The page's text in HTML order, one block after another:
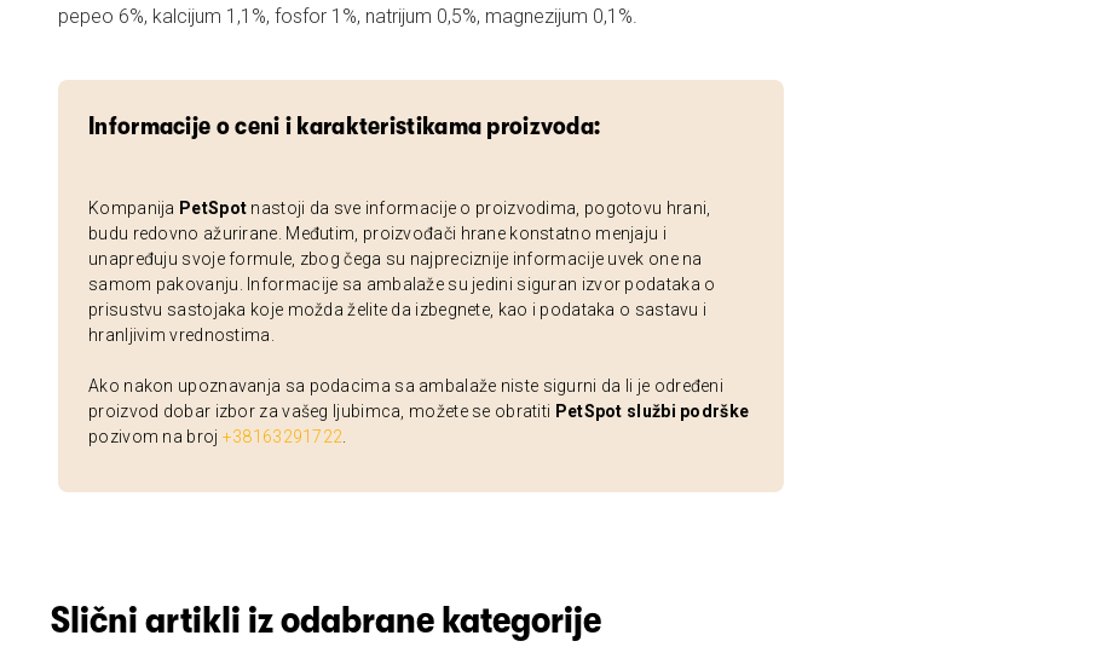
pepeo 6%, kalcijum 1,1%, fosfor 1%, natrijum 0,5%, magnezijum 0,1%.
Informacije o ceni i karakteristikama proizvoda:
Kompanija PetSpot nastoji da sve informacije o proizvodima, pogotovu hrani,
budu redovno ažurirane. Međutim, proizvođači hrane konstatno menjaju i
unapređuju svoje formule, zbog čega su najpreciznije informacije uvek one na
samom pakovanju. Informacije sa ambalaže su jedini siguran izvor podataka o
prisustvu sastojaka koje možda želite da izbegnete, kao i podataka o sastavu i
hranljivim vrednostima.
Ako nakon upoznavanja sa podacima sa ambalaže niste sigurni da li je određeni
proizvod dobar izbor za vašeg ljubimca, možete se obratiti PetSpot službi podrške
pozivom na broj +38163291722
Slični artikli iz odabrane kategorije